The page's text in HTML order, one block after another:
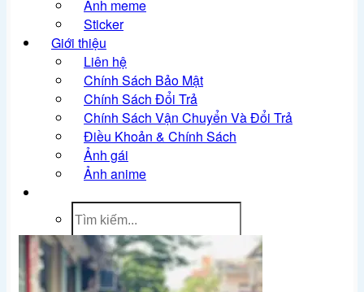
Ảnh meme
Sticker
Giới thiệu
Liên hệ
Chính Sách Bảo Mật
Chính Sách Đổi Trả
Chính Sách Vận Chuyển Và Đổi Trả
Điều Khoản & Chính Sách
Ảnh gái
Ảnh anime
Tìm
kiếm: